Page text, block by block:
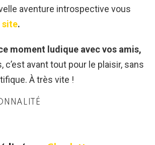
aventure introspective vous
site.
moment ludique avec vos amis,
c’est avant tout pour le plaisir, sans
À très vite !